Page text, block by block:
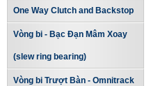
One Way Clutch and Backstop
Vòng bi - Bạc Đạn Mâm Xoay
(slew ring bearing)
Vòng bi Trượt Bàn - Omnitrack